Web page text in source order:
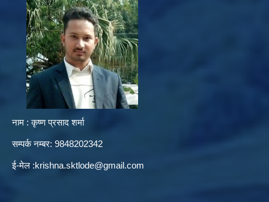
नाम : कृष्ण प्रसाद शर्मा
सम्पर्क नम्बर: 9848202342
ई-मेल :krishna.sktlode@gmail.com